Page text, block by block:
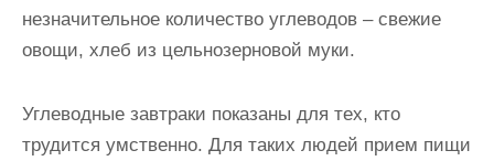
незначительное количество углеводов – свежие
овощи, хлеб из цельнозерновой муки.
Углеводные завтраки показаны для тех, кто
трудится умственно. Для таких людей прием пищи